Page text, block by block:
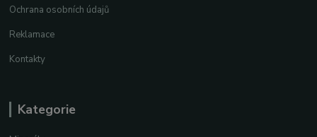
Ochrana osobních údajů
Reklamace
Kontakty
Kategorie